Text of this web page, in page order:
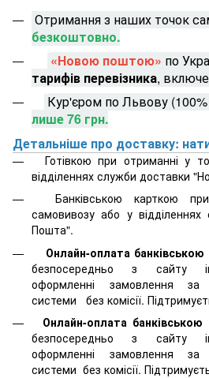
Отримання з наших точок
безкоштовно.
«Новою поштою» по
тарифів перевізника,
Кур'єром по Львову
лише 76 грн.
Детальніше про доставку:
Готівкою при отриманні у
відділеннях служби доставки
Банківською карткою
самовивозу або у
Пошта".
Онлайн-оплата
безпосередньо з сайту
оформленні замовлення за
системи
без комісії.
Онлайн-оплата
безпосередньо з сайту
оформленні замовлення за
системи без комісії.